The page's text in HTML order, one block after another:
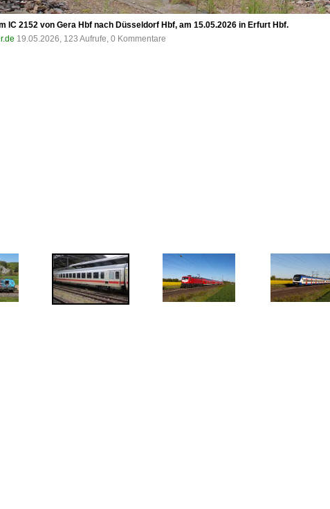
IC 2152 von Gera Hbf nach Düsseldorf Hbf, am 15.05.2026 in Erfurt Hbf.
19.05.2026, 123 Aufrufe, 0 Kommentare